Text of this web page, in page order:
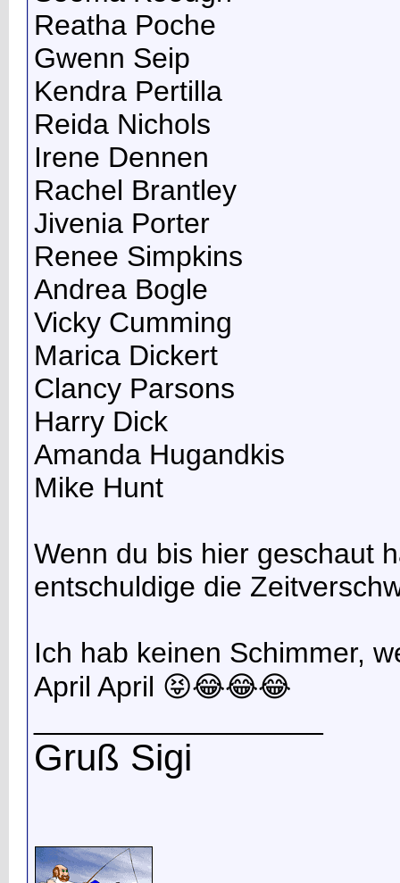
Reatha Poche
Gwenn Seip
Kendra Pertilla
Reida Nichols
Irene Dennen
Rachel Brantley
Jivenia Porter
Renee Simpkins
Andrea Bogle
Vicky Cumming
Marica Dickert
Clancy Parsons
Harry Dick
Amanda Hugandkis
Mike Hunt
Wenn du bis hier geschaut
entschuldige die
Ich hab keinen Schimmer,
April April 😝😂😂😂
Gruß Sigi